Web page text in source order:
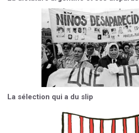
La sélection qui a du slip